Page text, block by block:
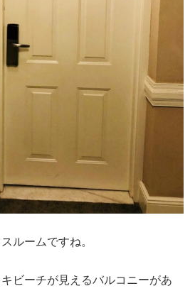
ルームですね。
ビーチが見えるバルコニーがあ